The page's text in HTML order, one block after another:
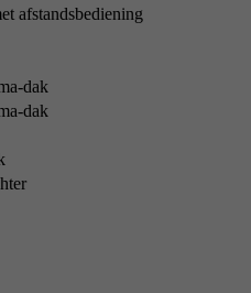
afstandsbediening
dak
dak